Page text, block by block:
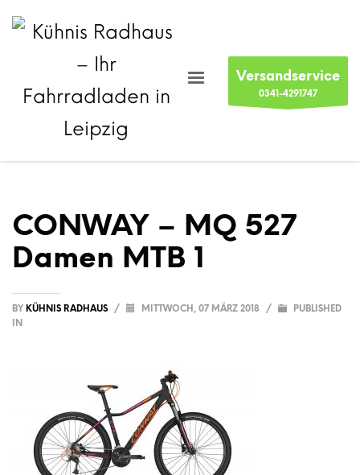
Versandservice
0341-4291747
CONWAY – MQ 527
Damen MTB 1
BY KÜHNIS RADHAUS / MITTWOCH, 07 MÄRZ 2018 /
PUBLISHED
IN